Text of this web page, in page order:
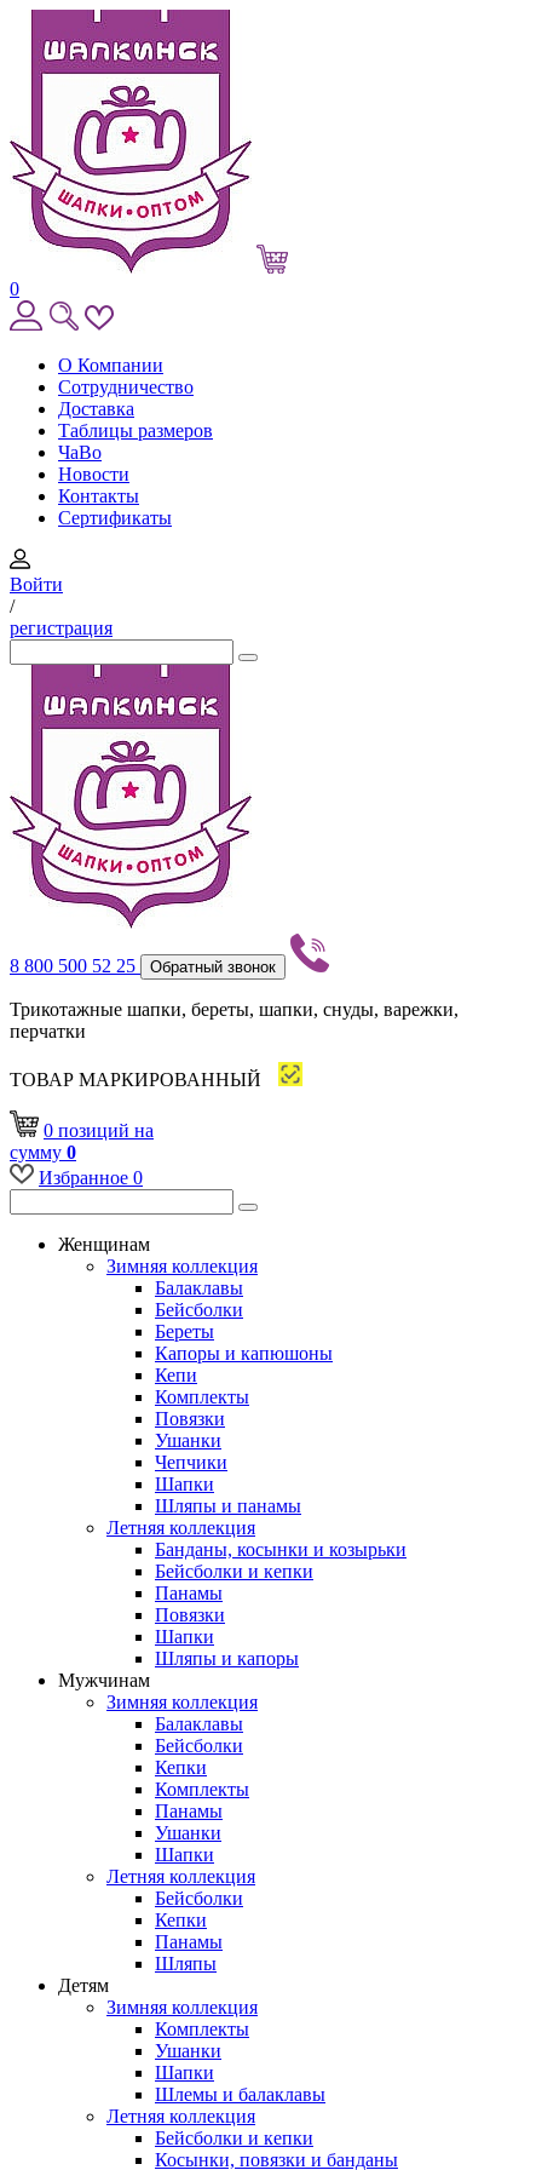
0
О Компании
Сотрудничество
Доставка
Таблицы размеров
ЧаВо
Новости
Контакты
Сертификаты
Войти
/
регистрация
8 800 500 52 25 Обратный звонок
Трикотажные шапки, береты, шапки, снуды, варежки,
перчатки
ТОВАР МАРКИРОВАННЫЙ
0 позиций на
сумму 0
Избранное 0
Женщинам
Зимняя коллекция
Балаклавы
Бейсболки
Береты
Капоры и капюшоны
Кепи
Комплекты
Повязки
Ушанки
Чепчики
Шапки
Шляпы и панамы
Летняя коллекция
Банданы, косынки и козырьки
Бейсболки и кепки
Панамы
Повязки
Шапки
Шляпы и капоры
Мужчинам
Зимняя коллекция
Балаклавы
Бейсболки
Кепки
Комплекты
Панамы
Ушанки
Шапки
Летняя коллекция
Бейсболки
Кепки
Панамы
Шляпы
Детям
Зимняя коллекция
Комплекты
Ушанки
Шапки
Шлемы и балаклавы
Летняя коллекция
Бейсболки и кепки
Косынки, повязки и банданы